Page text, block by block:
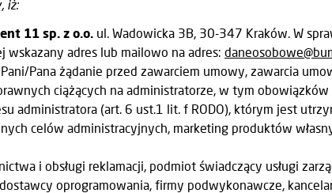
iż:
11 sp. z o.o. ul. Wadowicka 3B, 30-347 Kraków. W
adres lub mailowo na adres:
Pana żądanie przed zawarciem umowy, zawarcia
ciążących na administratorze, w tym
administratora (art. 6 ust.1 lit. f RODO), którym jest
celów administracyjnych, marketing produktów
i obsługi reklamacji, podmiot świadczący usługi
oprogramowania, firmy podwykonawcze,